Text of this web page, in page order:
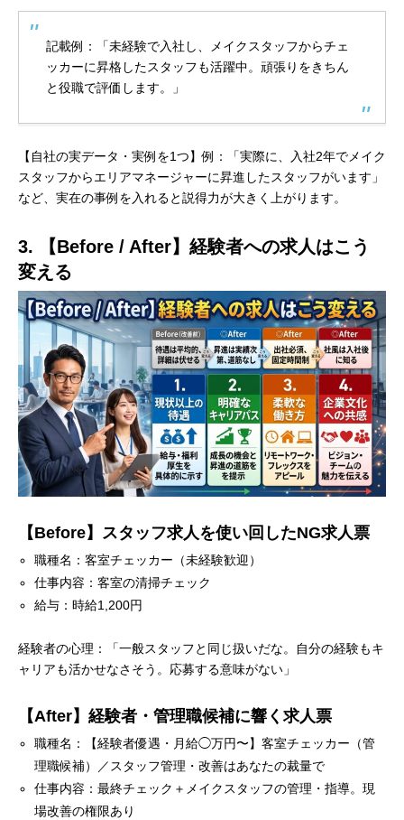
記載例：「未経験で入社し、メイクスタッフからチェ
ッカーに昇格したスタッフも活躍中。頑張りをきちん
と役職で評価します。」
【自社の実データ・実例を1つ】例：「実際に、入社2年でメイク
スタッフからエリアマネージャーに昇進したスタッフがいます」
など、実在の事例を入れると説得力が大きく上がります。
3. 【Before / After】経験者への求人はこう
変える
【Before】スタッフ求人を使い回したNG求人票
職種名：客室チェッカー（未経験歓迎）
仕事内容：客室の清掃チェック
給与：時給1,200円
経験者の心理：「一般スタッフと同じ扱いだな。自分の経験もキ
ャリアも活かせなさそう。応募する意味がない」
【After】経験者・管理職候補に響く求人票
職種名：【経験者優遇・月給◯万円〜】客室チェッカー（管
理職候補）／スタッフ管理・改善はあなたの裁量で
仕事内容：最終チェック＋メイクスタッフの管理・指導。現
場改善の権限あり